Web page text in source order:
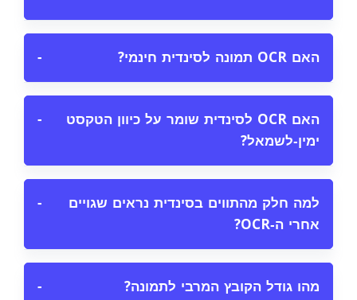
האם OCR תמונה לסינדית חינמי? −
האם OCR לסינדית שומר על כיוון הטקסט
ימין‑לשמאל?
−
למה חלק מהתווים בסינדית נראים שגויים
אחרי ה‑OCR?
−
מהו גודל הקובץ המרבי לתמונה? −